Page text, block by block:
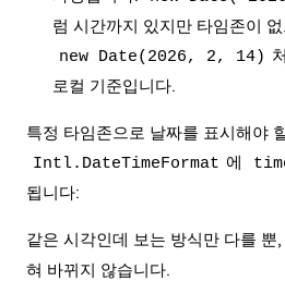
럼 시간까지 있지만 타임존이
new Date(2026, 2, 14)
로컬 기준입니다.
특정 타임존으로 날짜를 표시해야
Intl.DateTimeFormat 에
됩니다:
같은 시각인데 보는 방식만 다를 뿐,
혀 바뀌지 않습니다.